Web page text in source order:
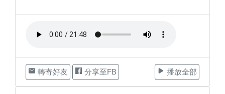
轉寄好友 分享至FB 播放全部